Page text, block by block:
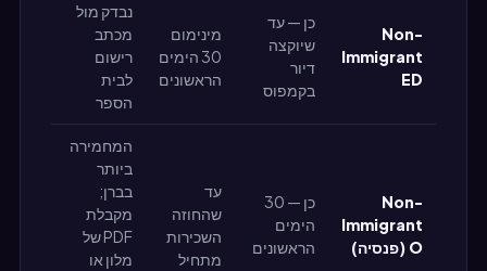
Non-
Immigrant
ED
כן — עד
שיוקצה
דיור
בקמפוס
מינימום
30 הימים
הראשונים
נבדק מול
מכתב
רישום
לבית
הספר
Non-
Immigrant
O (פנסיה)
כן — 30
הימים
הראשונים
עד
שהחוזה
השכירות
מתחיל
המחמירה
ביותר
בברן;
מקבלת
PDF של
מלון או